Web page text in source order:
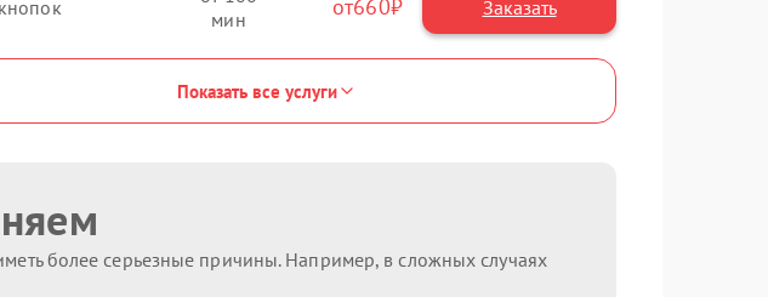
660
Показать все услуги
более серьезные причины. Например, в сложных случаях